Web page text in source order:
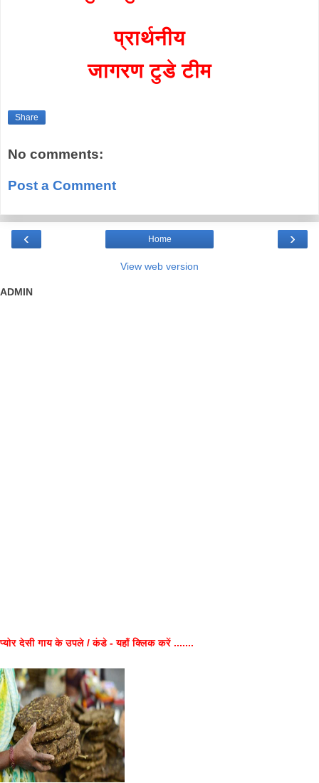
प्रार्थनीय
जागरण टुडे टीम
Share
No comments:
Post a Comment
‹ ›
Home
View web version
ADMIN
प्योर देसी गाय के उपले / कंडे - यहाँ क्लिक करें .......